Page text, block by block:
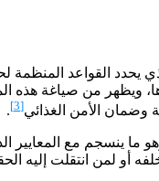
الأساسي الذي يحدد
وشروط اكتسابها وحدودها،
وضمان الأمن الغذائي[3]
.
في الحماية يثبت للمستنبط أو